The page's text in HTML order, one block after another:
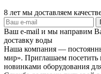
8 лет мы доставляем
Ваш e-mail и мы направим
доставку воды
Наша компания —
мир». Приглашаем посетить
новинками оборудования